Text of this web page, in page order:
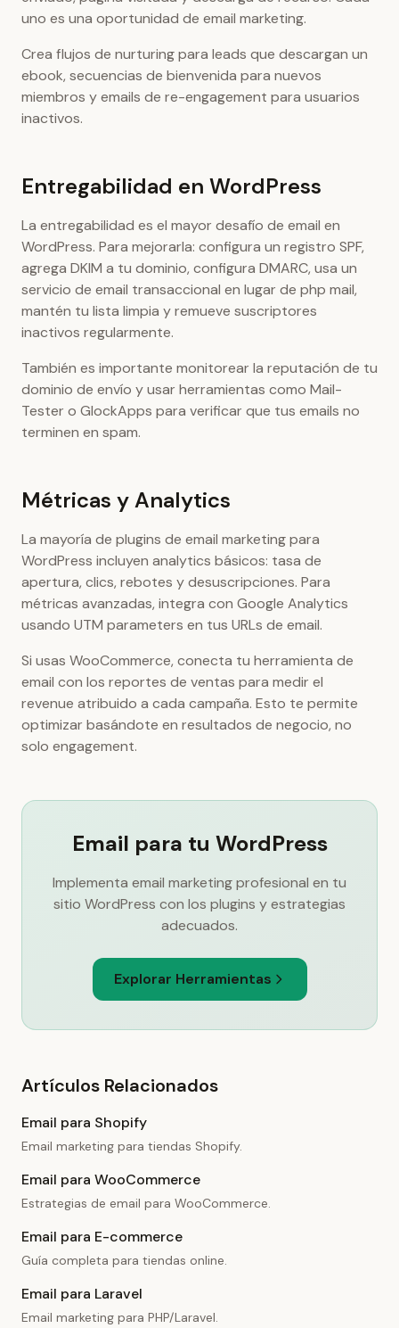
uno es una oportunidad de email marketing.
Crea flujos de nurturing para leads que descargan un
ebook, secuencias de bienvenida para nuevos
miembros y emails de re-engagement para usuarios
inactivos.
Entregabilidad en WordPress
La entregabilidad es el mayor desafío de email en
WordPress. Para mejorarla: configura un registro SPF,
agrega DKIM a tu dominio, configura DMARC, usa un
servicio de email transaccional en lugar de php mail,
mantén tu lista limpia y remueve suscriptores
inactivos regularmente.
También es importante monitorear la reputación de tu
dominio de envío y usar herramientas como Mail-
Tester o GlockApps para verificar que tus emails no
terminen en spam.
Métricas y Analytics
La mayoría de plugins de email marketing para
WordPress incluyen analytics básicos: tasa de
apertura, clics, rebotes y desuscripciones. Para
métricas avanzadas, integra con Google Analytics
usando UTM parameters en tus URLs de email.
Si usas WooCommerce, conecta tu herramienta de
email con los reportes de ventas para medir el
revenue atribuido a cada campaña. Esto te permite
optimizar basándote en resultados de negocio, no
solo engagement.
Email para tu WordPress
Implementa email marketing profesional en tu
sitio WordPress con los plugins y estrategias
adecuados.
Explorar Herramientas
Artículos Relacionados
Email para Shopify
Email marketing para tiendas Shopify.
Email para WooCommerce
Estrategias de email para WooCommerce.
Email para E-commerce
Guía completa para tiendas online.
Email para Laravel
Email marketing para PHP/Laravel.